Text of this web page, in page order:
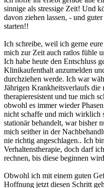
sinnige als stressige Zeit! Und
davon ziehen lassen, - und
starten!!
Ich schreibe, weil ich gerne
mich zur Zeit auch ratlos fühle
Ich habe heute den Entschluss
Klinikaufenthalt anzumelden
durchziehen werde. Ich war
Jährigen Krankheitsverlaufs die
therapieresistent und tue mich
obwohl es immer wieder
nicht schaffe und mich wirklich
stationär behandelt, war bisher
mich seither in der
nie richtig angeschlagen.. Ich
Verhaltenstherapie, doch darf
rechnen, bis diese beginnen
Obwohl ich mit einem guten
Hoffnung jetzt diesen Schritt